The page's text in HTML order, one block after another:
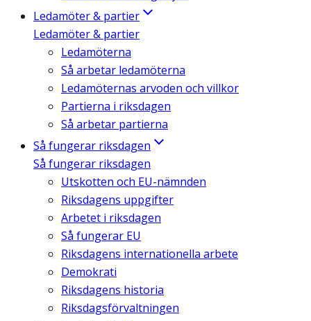
Ledamöter & partier
Ledamöter & partier
Ledamöterna
Så arbetar ledamöterna
Ledamöternas arvoden och villkor
Partierna i riksdagen
Så arbetar partierna
Så fungerar riksdagen
Så fungerar riksdagen
Utskotten och EU-nämnden
Riksdagens uppgifter
Arbetet i riksdagen
Så fungerar EU
Riksdagens internationella arbete
Demokrati
Riksdagens historia
Riksdagsförvaltningen